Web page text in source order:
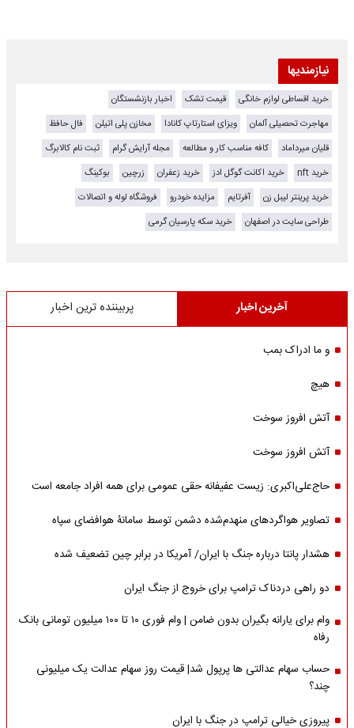
نیازمندیها
خرید اقساطی لوازم خانگی قیمت تشک
اخبار بازنشستگان
مهاجرت تحصیلی آلمان
ویزای استارتاپ کانادا مخازن پلی اتیلن
فال حافظ
قلیان میرداماد
کافه مناسب کار و مطالعه مجله آرایش گرام
ثبت نام کالابرگ
خرید nft
خرید اکانت گوگل ادز خرید زعفران زرچین
بوکینگ
خرید پرینتر لیبل زن
آفرتایم مزایده خودرو
فروشگاه لوله و اتصالات
طراحی سایت در اصفهان
خرید سکه پارسیان گرمی
آخرین اخبار پربیننده ترین اخبار
و ما ادراک بمب
هیچ
آتش افروز سوخت
آتش افروز سوخت
حاج‌علی‌اکبری: زیست عفیفانه حقی عمومی برای همه افراد جامعه است
تصاویر هواگردهای منهدم‌شده دشمن توسط سامانۀ هوافضای سپاه
هشدار پانتا درباره جنگ با ایران/ آمریکا در برابر چین تضعیف شده
دو راهی دردناک ترامپ برای خروج از جنگ ایران
وام برای یارانه بگیران بدون ضامن | وام فوری ۱۰ تا ۱۰۰ میلیون تومانی بانک
رفاه
حساب سهام عدالتی ها پرپول شد| قیمت روز سهام عدالت یک میلیونی
چند؟
پیروزی خیالی ترامپ در جنگ با ایران